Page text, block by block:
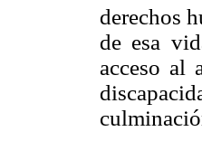
derechos
de esa
acceso al